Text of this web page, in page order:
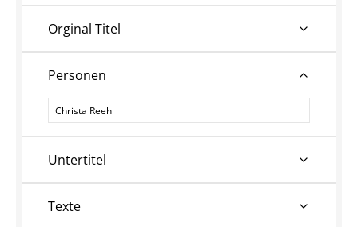
Orginal Titel
Personen
Personen
Untertitel
Texte